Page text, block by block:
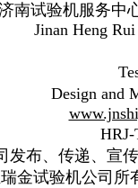
济南试验机服务中
Jinan Heng
Design and
HRJ-
发布、传递、宣
金试验机公司所